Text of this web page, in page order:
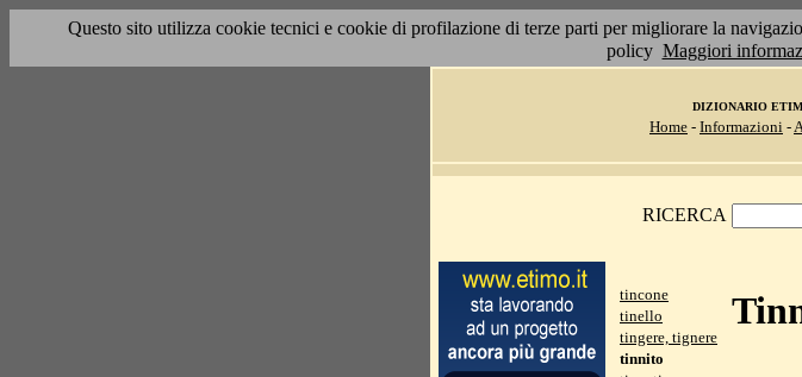
Questo sito utilizza cookie tecnici e cookie di profilazione di terze parti per migliorare la
policy Maggiori
DIZIONARIO
Home - Informazioni -
RICERCA
tincone
tinello
tingere, tignere
tinnito